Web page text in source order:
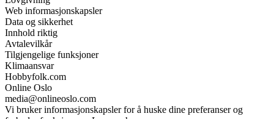
Web informasjonskapsler
Data og sikkerhet
Innhold riktig
Avtalevilkår
Tilgjengelige funksjoner
Klimaansvar
Hobbyfolk.com
Online Oslo
media@onlineoslo.com
Vi bruker informasjonskapsler for å huske dine preferanser og